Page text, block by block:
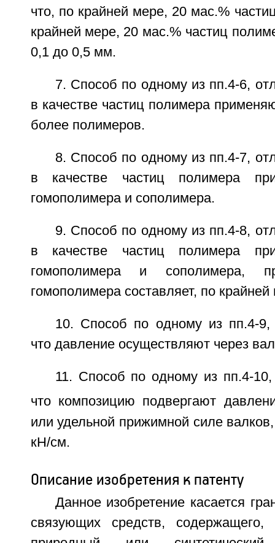
что, по крайней мере, 20 мас.%
крайней мере, 20 мас.% частиц
0,1 до 0,5 мм.
7. Способ по одному из пп.4-6,
в качестве частиц полимера
более полимеров.
8. Способ по одному из пп.4-7,
в качестве частиц полимера
гомополимера и сополимера.
9. Способ по одному из пп.4-8,
в качестве частиц полимера
гомополимера и сополимера,
гомополимера составляет, по
10. Способ по одному из пп.4-
что давление осуществляют через
11. Способ по одному из пп.4-
что композицию подвергают
или удельной прижимной силе
кН/см.
Описание изобретения к патенту
Данное изобретение касается
связующих средств,